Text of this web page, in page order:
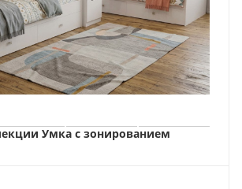
Умка с зонированием